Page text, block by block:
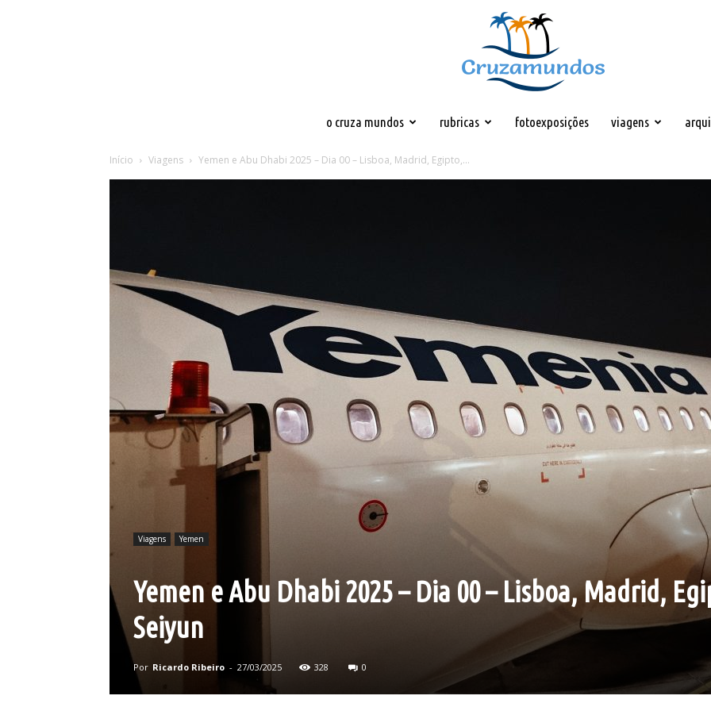
o cruza mundos rubricas fotoexposições viagens
Início Viagens Yemen e Abu Dhabi 2025 – Dia 00 – Lisboa, Madrid, Egipto,...
Viagens Yemen
Yemen e Abu Dhabi 2025 – Dia 00 – Lisboa, Madrid,
Seiyun
Por Ricardo Ribeiro - 27/03/2025 328 0